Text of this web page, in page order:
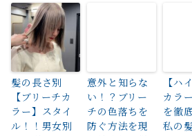
髪の長さ別
【ブリーチカ
ラー】スタイ
ル！！男女別
意外と知らな
い！？ブリー
チの色落ちを
防ぐ方法を現
【ハ
カラ
を徹
私の